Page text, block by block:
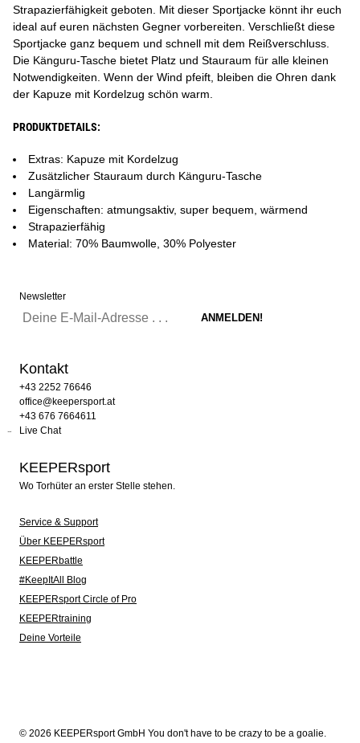
Strapazierfähigkeit geboten. Mit dieser Sportjacke könnt ihr euch
ideal auf euren nächsten Gegner vorbereiten. Verschließt diese
Sportjacke ganz bequem und schnell mit dem Reißverschluss.
Die Känguru-Tasche bietet Platz und Stauraum für alle kleinen
Notwendigkeiten. Wenn der Wind pfeift, bleiben die Ohren dank
der Kapuze mit Kordelzug schön warm.
PRODUKTDETAILS:
Extras: Kapuze mit Kordelzug
Zusätzlicher Stauraum durch Känguru-Tasche
Langärmlig
Eigenschaften: atmungsaktiv, super bequem, wärmend
Strapazierfähig
Material: 70% Baumwolle, 30% Polyester
Newsletter
Kontakt
+43 2252 76646
office@keepersport.at
+43 676 7664611
Live Chat
KEEPERsport
Wo Torhüter an erster Stelle stehen.
Service & Support
Über KEEPERsport
KEEPERbattle
#KeepItAll Blog
KEEPERsport Circle of Pro
KEEPERtraining
Deine Vorteile
© 2026 KEEPERsport GmbH You don't have to be crazy to be a goalie.